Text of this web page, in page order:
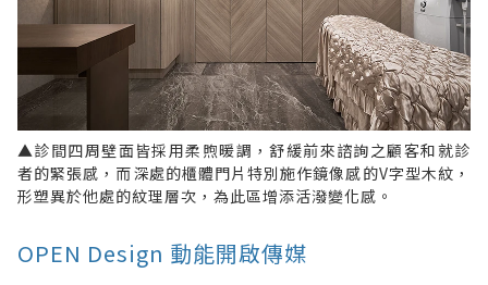
▲診間四周壁面皆採用柔煦暖調，舒緩前來諮詢之顧客和就診
者的緊張感，而深處的櫃體門片特別施作鏡像感的V字型木紋，
形塑異於他處的紋理層次，為此區增添活潑變化感。
OPEN Design 動能開啟傳媒